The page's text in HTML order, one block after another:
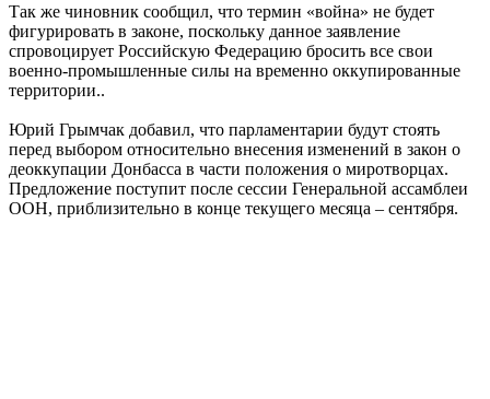
Так же чиновник сообщил, что термин «война» не будет
фигурировать в законе, поскольку данное заявление
спровоцирует Российскую Федерацию бросить все свои
военно-промышленные силы на временно оккупированные
территории..
Юрий Грымчак добавил, что парламентарии будут стоять
перед выбором относительно внесения изменений в закон о
деоккупации Донбасса в части положения о миротворцах.
Предложение поступит после сессии Генеральной ассамблеи
ООН, приблизительно в конце текущего месяца – сентября.